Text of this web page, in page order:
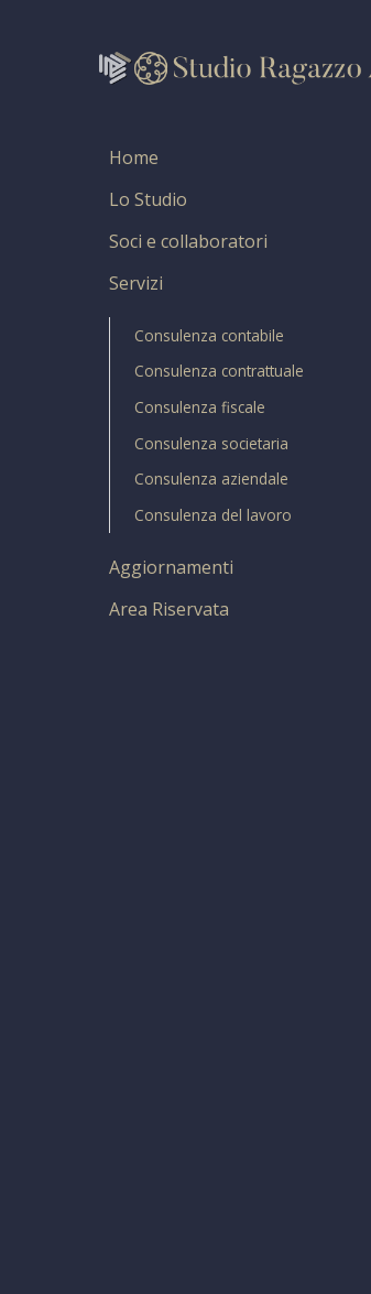
Home
Lo Studio
Soci e collaboratori
Servizi
Consulenza contabile
Consulenza contrattuale
Consulenza fiscale
Consulenza societaria
Consulenza aziendale
Consulenza del lavoro
Aggiornamenti
Area Riservata